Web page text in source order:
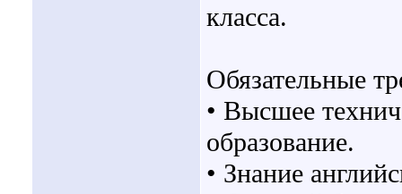
класса.
Обязательные
• Высшее
образование.
• Знание